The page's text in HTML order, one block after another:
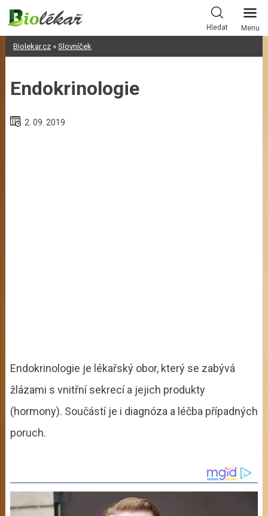
Skip
content
Hledat Menu
Biolekar.cz» Slovníček
Endokrinologie
2. 09. 2019
Endokrinologie je lékařský obor, který se zabývá
žlázami s vnitřní sekrecí a jejich produkty
(hormony). Součástí je i diagnóza a léčba případných
poruch.